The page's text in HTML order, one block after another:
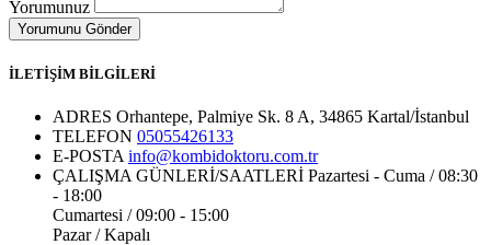
Yorumunuz
İLETİŞİM BİLGİLERİ
ADRES Orhantepe, Palmiye Sk. 8 A, 34865 Kartal/İstanbul
TELEFON 05055426133
E-POSTA info@kombidoktoru.com.tr
ÇALIŞMA GÜNLERİ/SAATLERİ Pazartesi - Cuma / 08:30
- 18:00
Cumartesi / 09:00 - 15:00
Pazar / Kapalı